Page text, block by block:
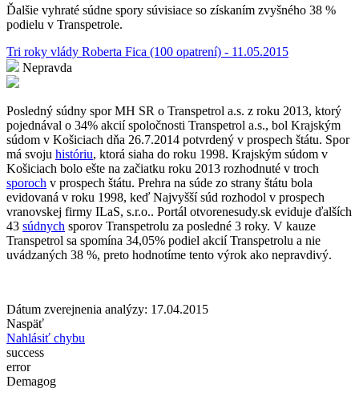
Ďalšie vyhraté súdne spory súvisiace so získaním zvyšného 38 %
podielu v Transpetrole.
Tri roky vlády Roberta Fica (100 opatrení) - 11.05.2015
Nepravda
Posledný súdny spor MH SR o Transpetrol a.s. z roku 2013, ktorý
pojednával o 34% akcií spoločnosti Transpetrol a.s., bol Krajským
súdom v Košiciach dňa 26.7.2014 potvrdený v prospech štátu. Spor
má svoju históriu, ktorá siaha do roku 1998. Krajským súdom v
Košiciach bolo ešte na začiatku roku 2013 rozhodnuté v troch
sporoch v prospech štátu. Prehra na súde zo strany štátu bola
evidovaná v roku 1998, keď Najvyšší súd rozhodol v prospech
vranovskej firmy ILaS, s.r.o.. Portál otvorenesudy.sk eviduje ďalších
43 súdnych sporov Transpetrolu za posledné 3 roky. V kauze
Transpetrol sa spomína 34,05% podiel akcií Transpetrolu a nie
uvádzaných 38 %, preto hodnotíme tento výrok ako nepravdivý.
Dátum zverejnenia analýzy: 17.04.2015
Naspäť
Nahlásiť chybu
success
error
Demagog